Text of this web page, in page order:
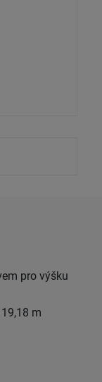
pro výšku
m